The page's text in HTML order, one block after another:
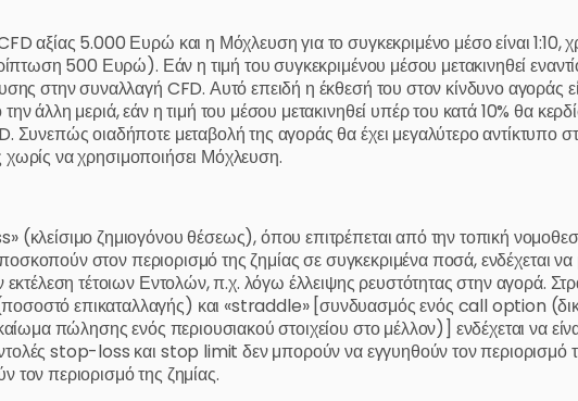
αξίας 5.000 Ευρώ και η Μόχλευση για το συγκεκριμένο μέσο είναι 1:10,
500 Ευρώ). Εάν η τιμή του συγκεκριμένου μέσου μετακινηθεί
στην συναλλαγή CFD. Αυτό επειδή η έκθεσή του στον κίνδυνο αγοράς
άλλη μεριά, εάν η τιμή του μέσου μετακινηθεί υπέρ του κατά 10% θα
οιαδήποτε μεταβολή της αγοράς θα έχει μεγαλύτερο αντίκτυπο
χωρίς να χρησιμοποιήσει Μόχλευση.
ζημιογόνου θέσεως), όπου επιτρέπεται από την τοπική
στον περιορισμό της ζημίας σε συγκεκριμένα ποσά, ενδέχεται να
τέτοιων Εντολών, π.χ. λόγω έλλειψης ρευστότητας στην αγορά.
επικαταλλαγής) και «straddle» [συνδυασμός ενός call option
πώλησης ενός περιουσιακού στοιχείου στο μέλλον)] ενδέχεται να
stop-loss και stop limit δεν μπορούν να εγγυηθούν τον περιορισμό
περιορισμό της ζημίας.